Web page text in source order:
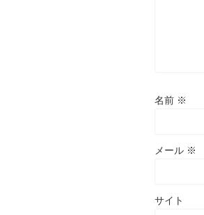
名前 ※
メール ※
サイト